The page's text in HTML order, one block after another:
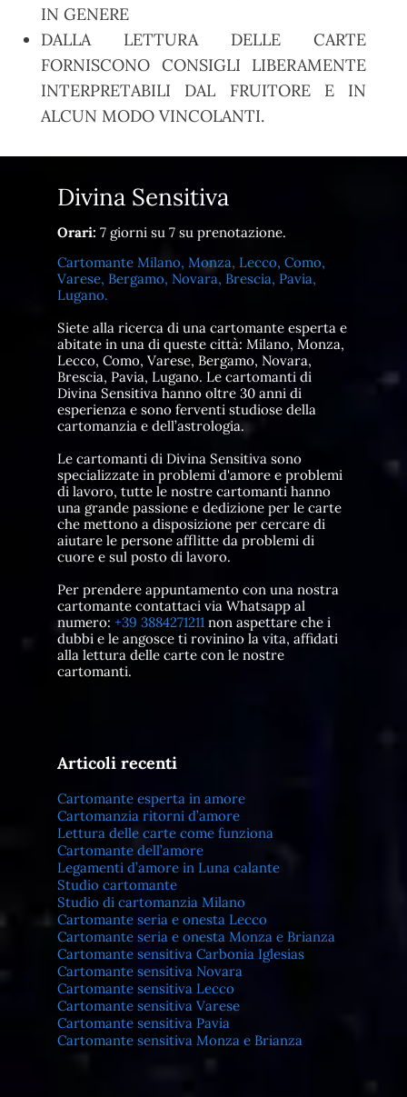
IN GENERE
DALLA LETTURA DELLE CARTE
FORNISCONO CONSIGLI LIBERAMENTE
INTERPRETABILI DAL FRUITORE E IN
ALCUN MODO VINCOLANTI.
Divina Sensitiva
Orari: 7 giorni su 7 su prenotazione.
Cartomante Milano, Monza, Lecco, Como,
Varese, Bergamo, Novara, Brescia, Pavia,
Lugano.
Siete alla ricerca di una cartomante esperta e
abitate in una di queste città: Milano, Monza,
Lecco, Como, Varese, Bergamo, Novara,
Brescia, Pavia, Lugano. Le cartomanti di
Divina Sensitiva hanno oltre 30 anni di
esperienza e sono ferventi studiose della
cartomanzia e dell’astrologia.
Le cartomanti di Divina Sensitiva sono
specializzate in problemi d'amore e problemi
di lavoro, tutte le nostre cartomanti hanno
una grande passione e dedizione per le carte
che mettono a disposizione per cercare di
aiutare le persone afflitte da problemi di
cuore e sul posto di lavoro.
Per prendere appuntamento con una nostra
cartomante contattaci via Whatsapp al
numero: +39 3884271211non aspettare che i
dubbi e le angosce ti rovinino la vita, affidati
alla lettura delle carte con le nostre
cartomanti.
Articoli recenti
Cartomante esperta in amore
Cartomanzia ritorni d’amore
Lettura delle carte come funziona
Cartomante dell’amore
Legamenti d’amore in Luna calante
Studio cartomante
Studio di cartomanzia Milano
Cartomante seria e onesta Lecco
Cartomante seria e onesta Monza e Brianza
Cartomante sensitiva Carbonia Iglesias
Cartomante sensitiva Novara
Cartomante sensitiva Lecco
Cartomante sensitiva Varese
Cartomante sensitiva Pavia
Cartomante sensitiva Monza e Brianza